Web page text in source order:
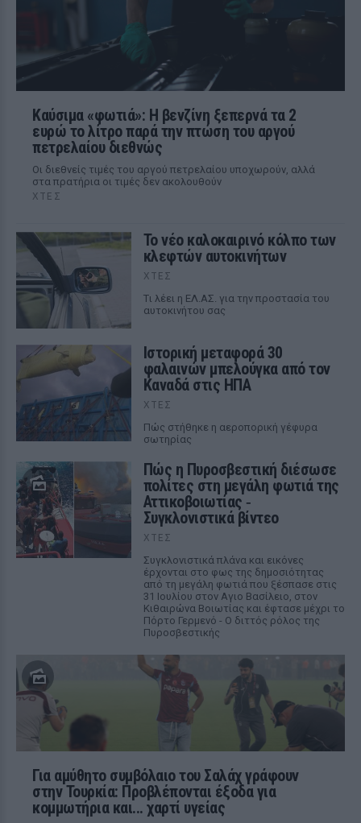
Καύσιμα «φωτιά»: Η βενζίνη ξεπερνά τα 2
ευρώ το λίτρο παρά την πτώση του αργού
πετρελαίου διεθνώς
Οι διεθνείς τιμές του αργού πετρελαίου υποχωρούν, αλλά
στα πρατήρια οι τιμές δεν ακολουθούν
ΧΤΕΣ
Το νέο καλοκαιρινό κόλπο των
κλεφτών αυτοκινήτων
ΧΤΕΣ
Tι λέει η ΕΛ.ΑΣ. για την προστασία του
αυτοκινήτου σας
Ιστορική μεταφορά 30
φαλαινών μπελούγκα από τον
Καναδά στις ΗΠΑ
ΧΤΕΣ
Πώς στήθηκε η αεροπορική γέφυρα
σωτηρίας
Πώς η Πυροσβεστική διέσωσε
πολίτες στη μεγάλη φωτιά της
Αττικοβοιωτίας ‑
Συγκλονιστικά βίντεο
ΧΤΕΣ
Συγκλονιστικά πλάνα και εικόνες
έρχονται στο φως της δημοσιότητας
από τη μεγάλη φωτιά που ξέσπασε στις
31 Ιουλίου στον Αγιο Βασίλειο, στον
Κιθαιρώνα Βοιωτίας και έφτασε μέχρι το
Πόρτο Γερμενό - Ο διττός ρόλος της
Πυροσβεστικής
Για αμύθητο συμβόλαιο του Σαλάχ γράφουν
στην Τουρκία: Προβλέπονται έξοδα για
κομμωτήρια και... χαρτί υγείας